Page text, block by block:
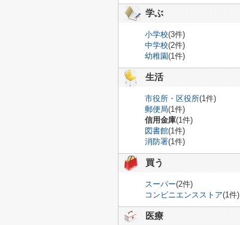
学ぶ
小学校(3件)
中学校(2件)
幼稚園(1件)
生活
市役所・区役所(1件)
郵便局(1件)
信用金庫(1件)
図書館(1件)
消防署(1件)
買う
スーパー(2件)
コンビニエンスストア(1件)
医療